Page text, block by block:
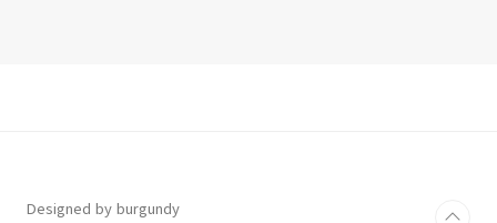
Designed by burgundy